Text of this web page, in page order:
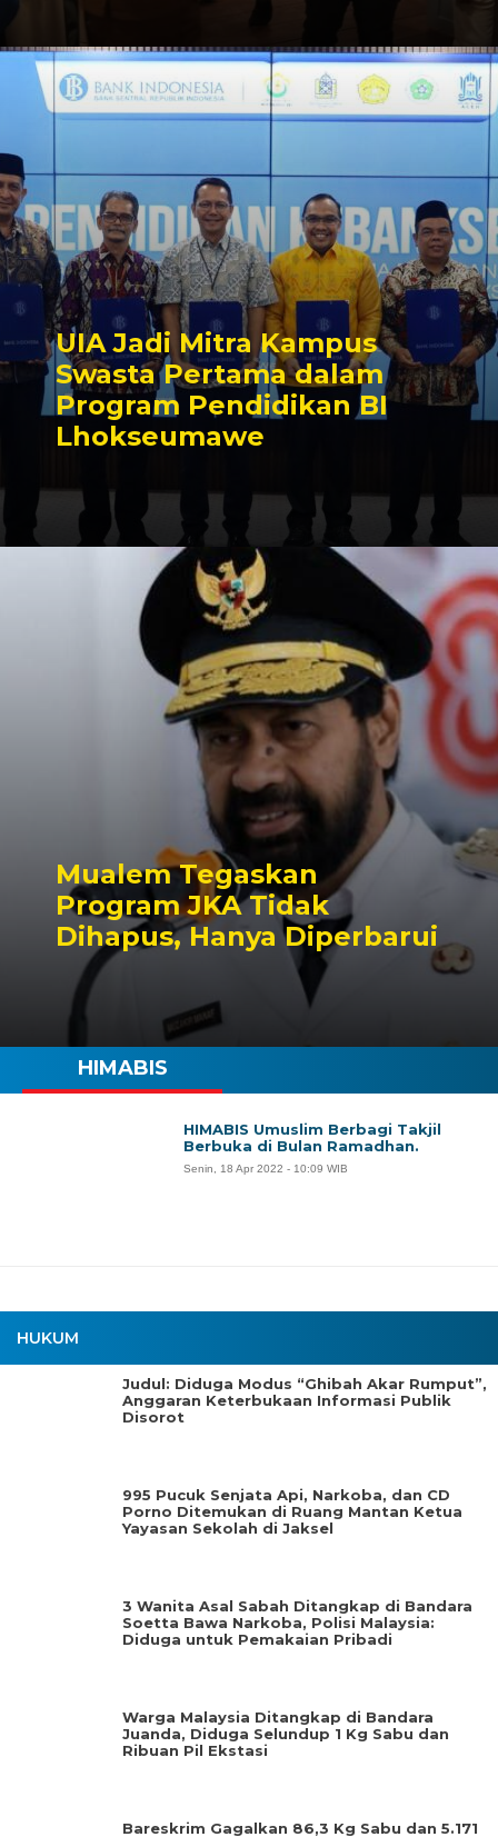
UIA Jadi Mitra Kampus
Swasta Pertama dalam
Program Pendidikan BI
Lhokseumawe
Mualem Tegaskan
Program JKA Tidak
Dihapus, Hanya Diperbarui
HUKUM
Judul: Diduga Modus “Ghibah Akar Rumput”,
Anggaran Keterbukaan Informasi Publik
Disorot
995 Pucuk Senjata Api, Narkoba, dan CD
Porno Ditemukan di Ruang Mantan Ketua
Yayasan Sekolah di Jaksel
3 Wanita Asal Sabah Ditangkap di Bandara
Soetta Bawa Narkoba, Polisi Malaysia:
Diduga untuk Pemakaian Pribadi
Warga Malaysia Ditangkap di Bandara
Juanda, Diduga Selundup 1 Kg Sabu dan
Ribuan Pil Ekstasi
Bareskrim Gagalkan 86,3 Kg Sabu dan 5.171
HIMABIS
HIMABIS Umuslim Berbagi Takjil
Berbuka di Bulan Ramadhan.
Senin, 18 Apr 2022 - 10:09 WIB